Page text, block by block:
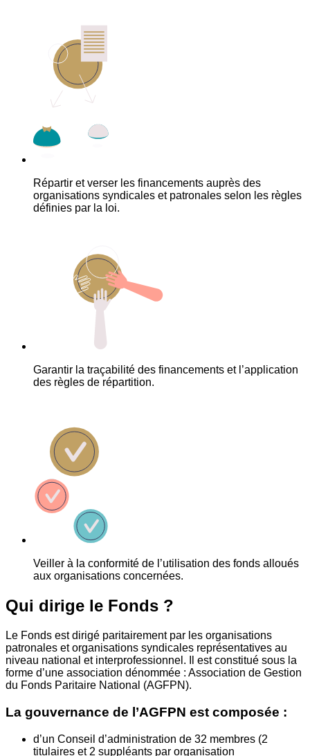
Répartir et verser les financements auprès des
organisations syndicales et patronales selon les règles
définies par la loi.
Garantir la traçabilité des financements et l’application
des règles de répartition.
Veiller à la conformité de l’utilisation des fonds alloués
aux organisations concernées.
Qui dirige le Fonds ?
Le Fonds est dirigé paritairement par les organisations
patronales et organisations syndicales représentatives au
niveau national et interprofessionnel. Il est constitué sous la
forme d’une association dénommée : Association de Gestion
du Fonds Paritaire National (AGFPN).
La gouvernance de l’AGFPN est composée :
d’un Conseil d’administration de 32 membres (2
titulaires et 2 suppléants par organisation